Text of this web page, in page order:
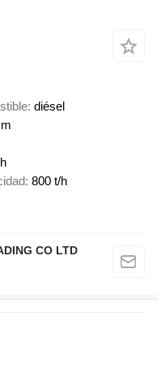
diésel
800 t/h
CO LTD